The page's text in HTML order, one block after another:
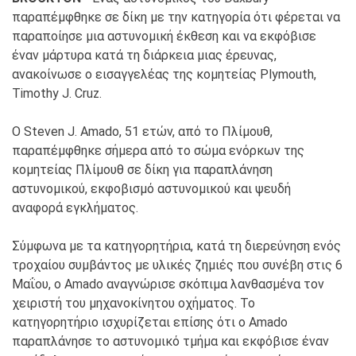
παραπέμφθηκε σε δίκη με την κατηγορία ότι φέρεται να
παραποίησε μια αστυνομική έκθεση και να εκφόβισε
έναν μάρτυρα κατά τη διάρκεια μιας έρευνας,
ανακοίνωσε ο εισαγγελέας της κομητείας Plymouth,
Timothy J. Cruz.
Ο Steven J. Amado, 51 ετών, από το Πλίμουθ,
παραπέμφθηκε σήμερα από το σώμα ενόρκων της
κομητείας Πλίμουθ σε δίκη για παραπλάνηση
αστυνομικού, εκφοβισμό αστυνομικού και ψευδή
αναφορά εγκλήματος.
Σύμφωνα με τα κατηγορητήρια, κατά τη διερεύνηση ενός
τροχαίου συμβάντος με υλικές ζημιές που συνέβη στις 6
Μαΐου, ο Amado αναγνώρισε σκόπιμα λανθασμένα τον
χειριστή του μηχανοκίνητου οχήματος. Το
κατηγορητήριο ισχυρίζεται επίσης ότι ο Amado
παραπλάνησε το αστυνομικό τμήμα και εκφόβισε έναν